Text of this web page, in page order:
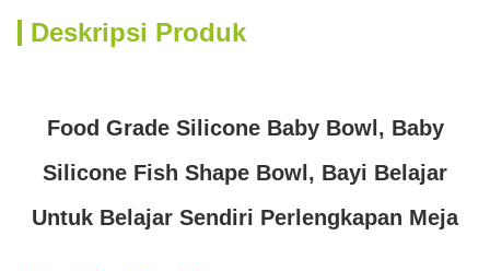
Deskripsi Produk
Food Grade Silicone Baby Bowl, Baby
Silicone Fish Shape Bowl, Bayi Belajar
Untuk Belajar Sendiri Perlengkapan Meja